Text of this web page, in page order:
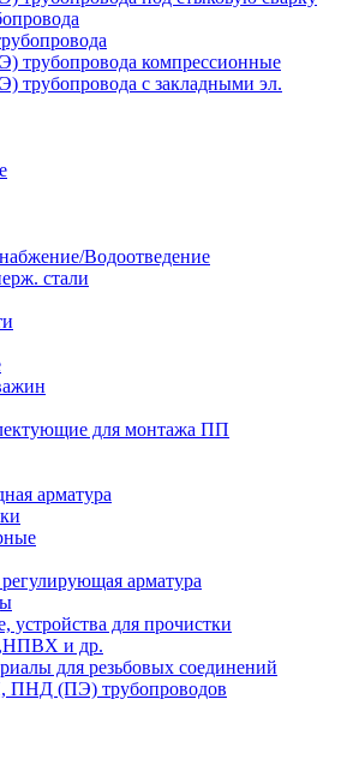
компрессионные
с закладными эл.
Водоотведение
стали
для монтажа ПП
арматура
арматура
устройства для прочистки
и др.
для резьбовых соединений
(ПЭ) трубопроводов